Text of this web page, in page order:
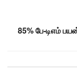
85% பே-டிஎம்